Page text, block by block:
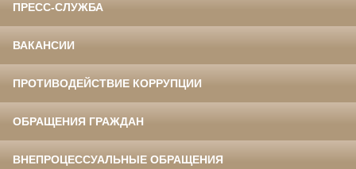
ПРЕСС-СЛУЖБА
ВАКАНСИИ
ПРОТИВОДЕЙСТВИЕ КОРРУПЦИИ
ОБРАЩЕНИЯ ГРАЖДАН
ВНЕПРОЦЕССУАЛЬНЫЕ ОБРАЩЕНИЯ